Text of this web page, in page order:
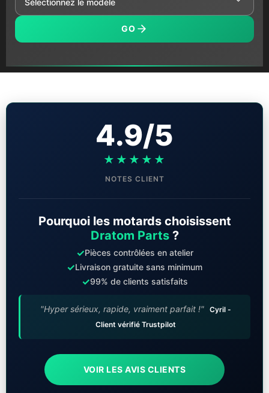
GO
4.9/5
★★★★★
NOTES CLIENT
Pourquoi les motards choisissent
Dratom Parts?
✓Pièces contrôlées en atelier
✓Livraison gratuite sans minimum
✓99% de clients satisfaits
"Hyper sérieux, rapide, vraiment parfait !" Cyril -
Client vérifié Trustpilot
VOIR LES AVIS CLIENTS